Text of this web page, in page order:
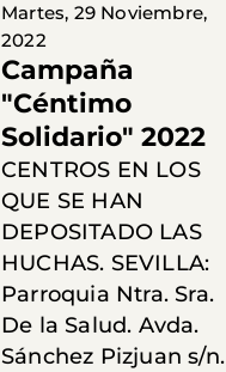
Martes, 29 Noviembre,
2022
Campaña
"Céntimo
Solidario" 2022
CENTROS EN LOS
QUE SE HAN
DEPOSITADO LAS
HUCHAS. SEVILLA:
Parroquia Ntra. Sra.
De la Salud. Avda.
Sánchez Pizjuan s/n.